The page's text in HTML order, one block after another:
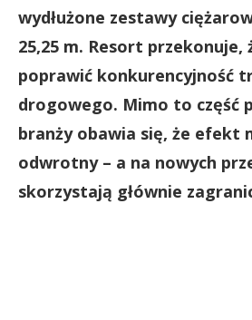
wydłużone zestawy
25,25 m. Resort przekonuje,
poprawić konkurencyjność
drogowego. Mimo to część
branży obawia się, że efekt
odwrotny – a na nowych
skorzystają głównie